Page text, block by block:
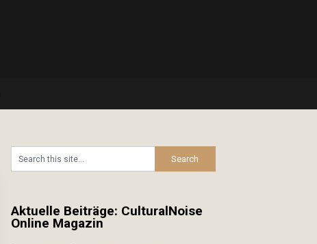
Aktuelle Beiträge: CulturalNoise
Online Magazin